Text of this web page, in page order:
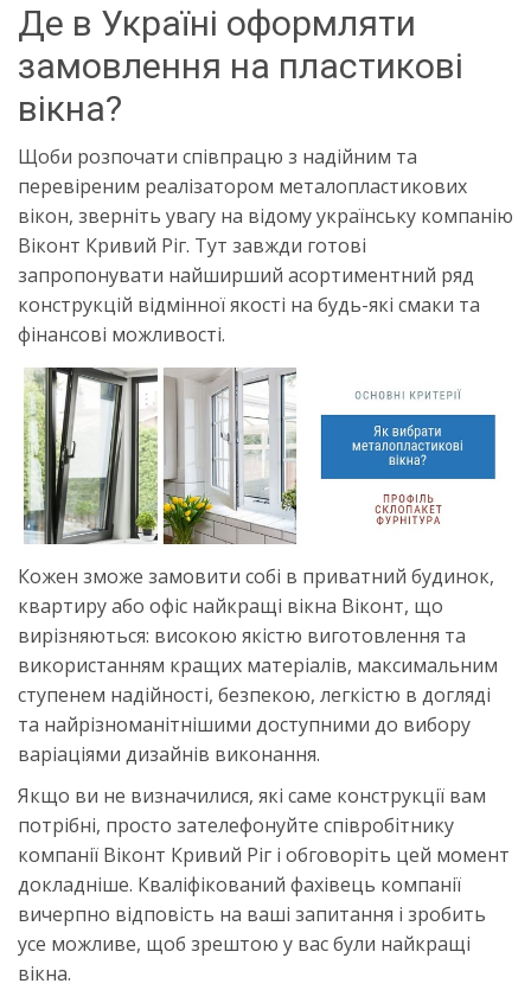
Де в Україні оформляти
замовлення на пластикові
вікна?
Щоби розпочати співпрацю з надійним та
перевіреним реалізатором металопластикових
вікон, зверніть увагу на відому українську компанію
Віконт Кривий Ріг. Тут завжди готові
запропонувати найширший асортиментний ряд
конструкцій відмінної якості на будь-які смаки та
фінансові можливості.
Кожен зможе замовити собі в приватний будинок,
квартиру або офіс найкращі вікна Віконт, що
вирізняються: високою якістю виготовлення та
використанням кращих матеріалів, максимальним
ступенем надійності, безпекою, легкістю в догляді
та найрізноманітнішими доступними до вибору
варіаціями дизайнів виконання.
Якщо ви не визначилися, які саме конструкції вам
потрібні, просто зателефонуйте співробітнику
компанії Віконт Кривий Ріг і обговоріть цей момент
докладніше. Кваліфікований фахівець компанії
вичерпно відповість на ваші запитання і зробить
усе можливе, щоб зрештою у вас були найкращі
вікна.